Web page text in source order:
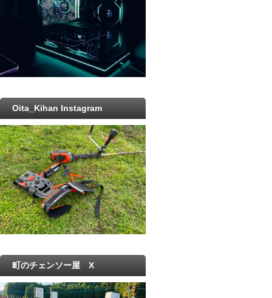
Oita_Kihan Instagram
町のチェンソー屋 X